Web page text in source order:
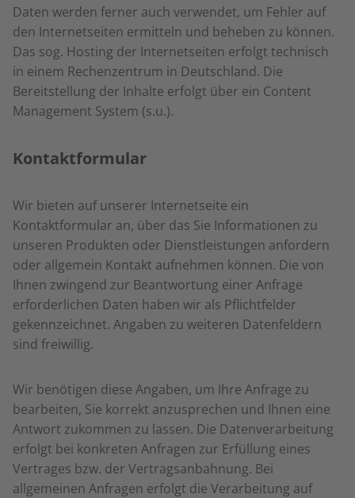
Daten werden ferner auch verwendet, um Fehler auf
den Internetseiten ermitteln und beheben zu können.
Das sog. Hosting der Internetseiten erfolgt technisch
in einem Rechenzentrum in Deutschland. Die
Bereitstellung der Inhalte erfolgt über ein Content
Management System (s.u.).
Kontaktformular
Wir bieten auf unserer Internetseite ein
Kontaktformular an, über das Sie Informationen zu
unseren Produkten oder Dienstleistungen anfordern
oder allgemein Kontakt aufnehmen können. Die von
Ihnen zwingend zur Beantwortung einer Anfrage
erforderlichen Daten haben wir als Pflichtfelder
gekennzeichnet. Angaben zu weiteren Datenfeldern
sind freiwillig.
Wir benötigen diese Angaben, um Ihre Anfrage zu
bearbeiten, Sie korrekt anzusprechen und Ihnen eine
Antwort zukommen zu lassen. Die Datenverarbeitung
erfolgt bei konkreten Anfragen zur Erfüllung eines
Vertrages bzw. der Vertragsanbahnung. Bei
allgemeinen Anfragen erfolgt die Verarbeitung auf